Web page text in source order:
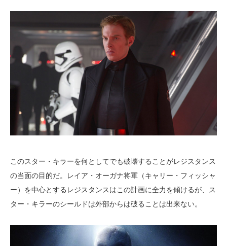
このスター・キラーを何としてでも破壊することがレジスタンス
の当面の目的だ。レイア・オーガナ将軍（キャリー・フィッシャ
ー）を中心とするレジスタンスはこの計画に全力を傾けるが、ス
ター・キラーのシールドは外部からは破ることは出来ない。